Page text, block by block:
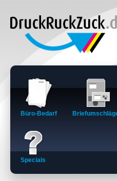
Büro-Bedarf
Specials